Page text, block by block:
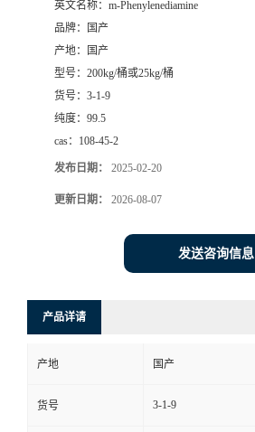
英文名称： m-Phenylenediamine
品牌：
国产
产地：
国产
型号： 200kg/桶或25kg/桶
货号： 3-1-9
纯度： 99.5
cas： 108-45-2
发布日期： 2025-02-20
更新日期： 2026-08-07
发送咨询信息
产品详请
产地 国产
货号 3-1-9